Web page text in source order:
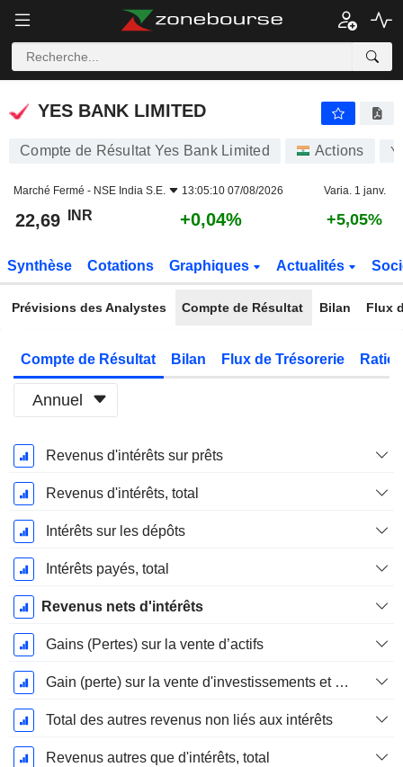
YES BANK LIMITED
YES BANK LIMITED
Compte de Résultat Yes Bank Limited Actions
Marché Fermé - NSE India S.E. 13:05:10 07/08/2026 Varia. 1 janv.
22,69 INR +0,04% +5,05%
Synthèse Cotations Graphiques Actualités
Prévisions des Analystes Compte de Résultat Bilan Flux
Compte de Résultat Bilan Flux de Trésorerie
Annuel
Période
Fiscale:
Mars
Revenus d'intérêts sur prêts
Revenus d'intérêts, total
Intérêts sur les dépôts
Intérêts payés, total
Revenus nets d'intérêts
Gains (Pertes) sur la vente d’actifs
Gain (perte) sur la vente d'investissements et de titres - (Rev)
Total des autres revenus non liés aux intérêts
Revenus autres que d'intérêts, total